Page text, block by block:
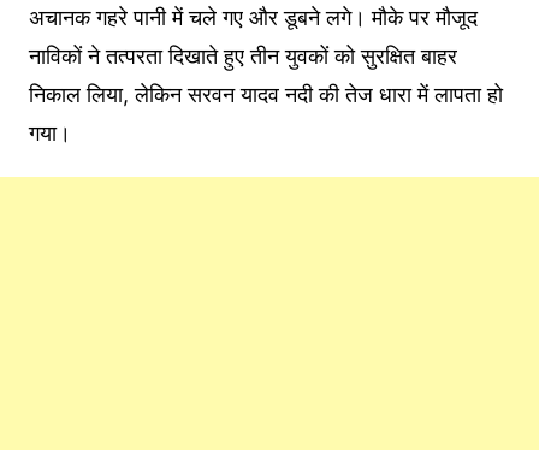
अचानक गहरे पानी में चले गए और डूबने लगे। मौके पर मौजूद
नाविकों ने तत्परता दिखाते हुए तीन युवकों को सुरक्षित बाहर
निकाल लिया, लेकिन सरवन यादव नदी की तेज धारा में लापता हो
गया।